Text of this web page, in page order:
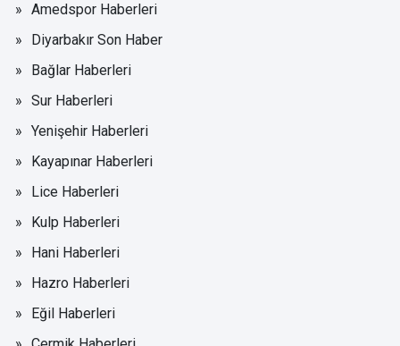
Amedspor Haberleri
Diyarbakır Son Haber
Bağlar Haberleri
Sur Haberleri
Yenişehir Haberleri
Kayapınar Haberleri
Lice Haberleri
Kulp Haberleri
Hani Haberleri
Hazro Haberleri
Eğil Haberleri